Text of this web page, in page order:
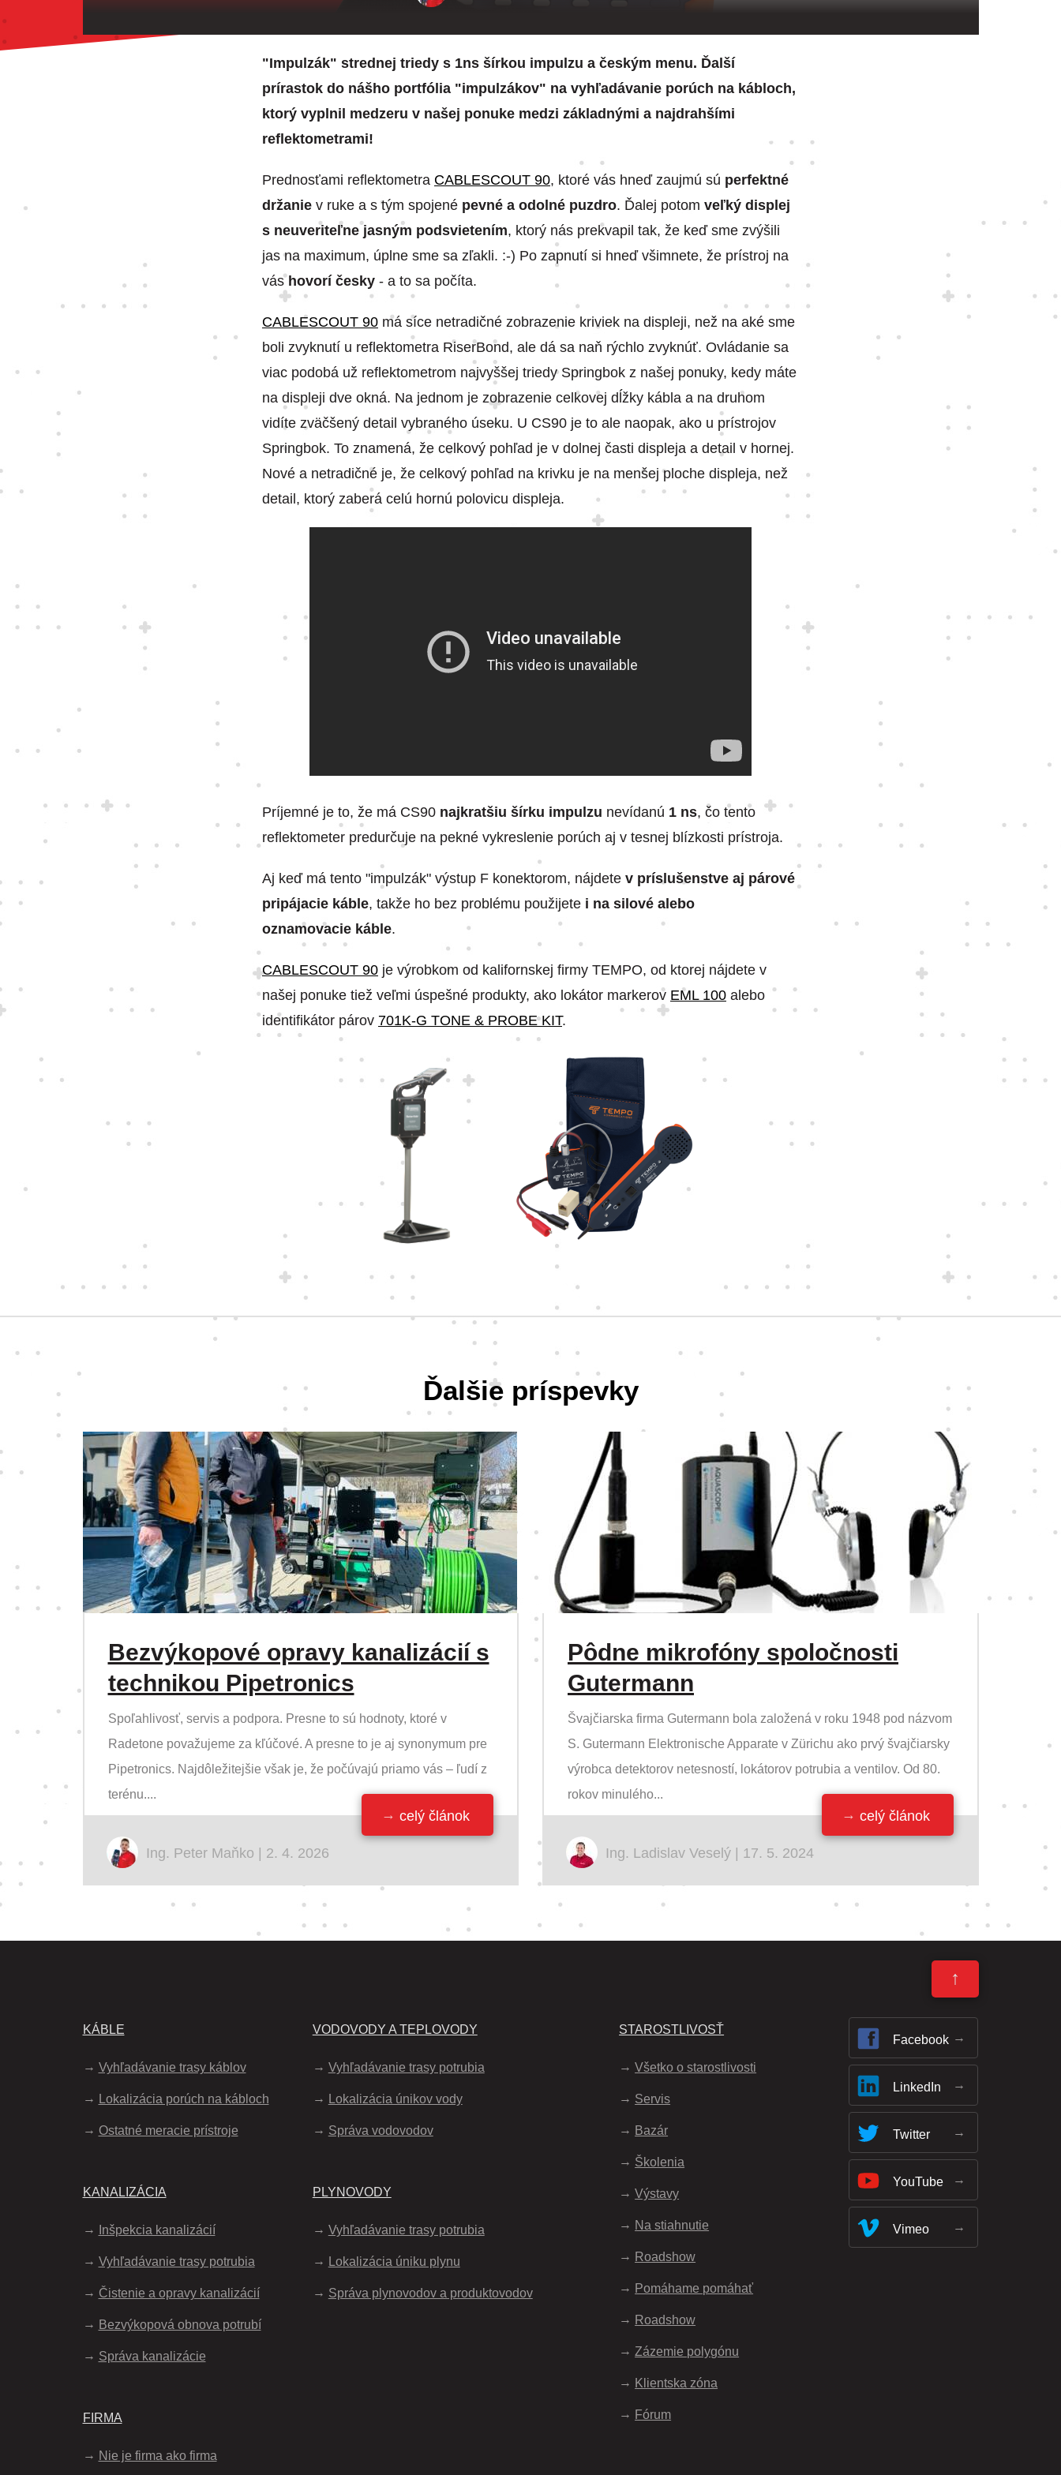
"Impulzák" strednej triedy s 1ns šírkou impulzu a českým menu. Ďalší
prírastok do nášho portfólia "impulzákov" na vyhľadávanie porúch na kábloch,
ktorý vyplnil medzeru v našej ponuke medzi základnými a najdrahšími
reflektometrami!
Prednosťami reflektometra CABLESCOUT 90, ktoré vás hneď zaujmú sú perfektné
držanie v ruke a s tým spojené pevné a odolné puzdro. Ďalej potom veľký displej
s neuveriteľne jasným podsvietením, ktorý nás prekvapil tak, že keď sme zvýšili
jas na maximum, úplne sme sa zľakli. :-) Po zapnutí si hneď všimnete, že prístroj na
vás hovorí česky - a to sa počíta.
CABLESCOUT 90 má síce netradičné zobrazenie kriviek na displeji, než na aké sme
boli zvyknutí u reflektometra RiserBond, ale dá sa naň rýchlo zvyknúť. Ovládanie sa
viac podobá už reflektometrom najvyššej triedy Springbok z našej ponuky, kedy máte
na displeji dve okná. Na jednom je zobrazenie celkovej dĺžky kábla a na druhom
vidíte zväčšený detail vybraného úseku. U CS90 je to ale naopak, ako u prístrojov
Springbok. To znamená, že celkový pohľad je v dolnej časti displeja a detail v hornej.
Nové a netradičné je, že celkový pohľad na krivku je na menšej ploche displeja, než
detail, ktorý zaberá celú hornú polovicu displeja.
Príjemné je to, že má CS90 najkratšiu šírku impulzu nevídanú 1 ns, čo tento
reflektometer predurčuje na pekné vykreslenie porúch aj v tesnej blízkosti prístroja.
Aj keď má tento "impulzák" výstup F konektorom, nájdete v príslušenstve aj párové
pripájacie káble, takže ho bez problému použijete i na silové alebo
oznamovacie káble.
CABLESCOUT 90 je výrobkom od kalifornskej firmy TEMPO, od ktorej nájdete v
našej ponuke tiež veľmi úspešné produkty, ako lokátor markerov EML 100 alebo
identifikátor párov 701K-G TONE & PROBE KIT.
Ďalšie príspevky
Bezvýkopové opravy kanalizácií s
technikou Pipetronics
Spoľahlivosť, servis a podpora. Presne to sú hodnoty, ktoré v
Radetone považujeme za kľúčové. A presne to je aj synonymum pre
Pipetronics. Najdôležitejšie však je, že počúvajú priamo vás – ľudí z
terénu....
celý článok
Ing. Peter Maňko | 2. 4. 2026
Pôdne mikrofóny spoločnosti
Gutermann
Švajčiarska firma Gutermann bola založená v roku 1948 pod názvom
S. Gutermann Elektronische Apparate v Zürichu ako prvý švajčiarsky
výrobca detektorov netesností, lokátorov potrubia a ventilov. Od 80.
rokov minulého...
celý článok
Ing. Ladislav Veselý | 17. 5. 2024
↑
KÁBLE
Vyhľadávanie trasy káblov
Lokalizácia porúch na kábloch
Ostatné meracie prístroje
KANALIZÁCIA
Inšpekcia kanalizácií
Vyhľadávanie trasy potrubia
Čistenie a opravy kanalizácií
Bezvýkopová obnova potrubí
Správa kanalizácie
FIRMA
Nie je firma ako firma
VODOVODY A TEPLOVODY
Vyhľadávanie trasy potrubia
Lokalizácia únikov vody
Správa vodovodov
PLYNOVODY
Vyhľadávanie trasy potrubia
Lokalizácia úniku plynu
Správa plynovodov a produktovodov
STAROSTLIVOSŤ
Všetko o starostlivosti
Servis
Bazár
Školenia
Výstavy
Na stiahnutie
Roadshow
Pomáhame pomáhať
Roadshow
Zázemie polygónu
Klientska zóna
Fórum
Facebook
LinkedIn
Twitter
YouTube
Vimeo